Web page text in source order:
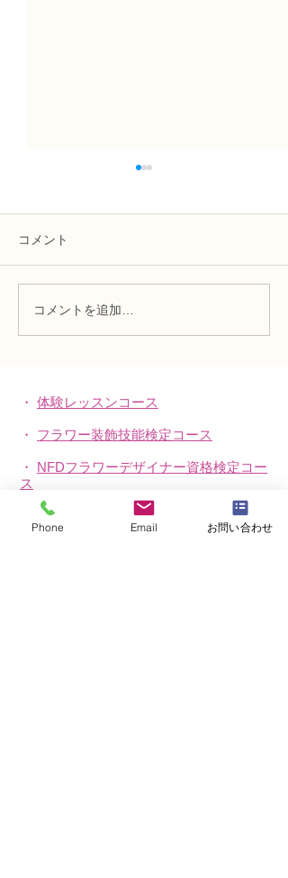
NFD講師研究科コース
「木枠の壁飾り」
コメント
コメントを追加…
・ 体験レッスンコース
・ フラワー装飾技能検定コース
・ NFDフラワーデザイナー資格検定コー
ス
NFD資格検定指導者対象コース
Phone Email お問い合わせ